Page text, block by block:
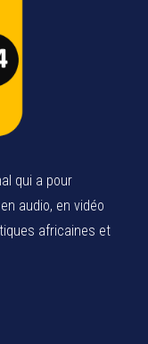
qui a pour
audio, en vidéo
africaines et